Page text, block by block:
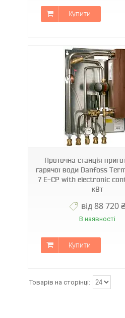
Купити
Проточна станція
гарячої води Danfoss
7 E-CP with electronic
кВт
від 88 720 ₴
В наявності
Купити